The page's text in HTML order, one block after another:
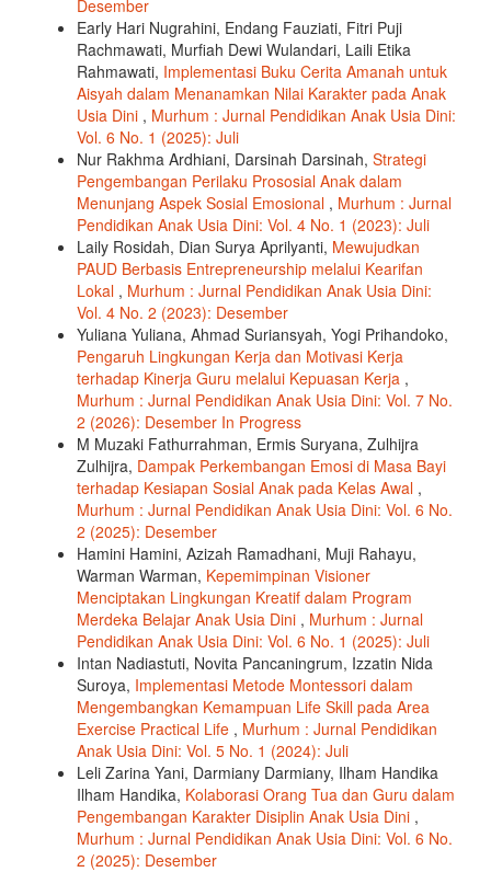
Desember
Early Hari Nugrahini, Endang Fauziati, Fitri Puji
Rachmawati, Murfiah Dewi Wulandari, Laili Etika
Rahmawati, Implementasi Buku Cerita Amanah untuk
Aisyah dalam Menanamkan Nilai Karakter pada Anak
Usia Dini , Murhum : Jurnal Pendidikan Anak Usia Dini:
Vol. 6 No. 1 (2025): Juli
Nur Rakhma Ardhiani, Darsinah Darsinah, Strategi
Pengembangan Perilaku Prososial Anak dalam
Menunjang Aspek Sosial Emosional , Murhum : Jurnal
Pendidikan Anak Usia Dini: Vol. 4 No. 1 (2023): Juli
Laily Rosidah, Dian Surya Aprilyanti, Mewujudkan
PAUD Berbasis Entrepreneurship melalui Kearifan
Lokal , Murhum : Jurnal Pendidikan Anak Usia Dini:
Vol. 4 No. 2 (2023): Desember
Yuliana Yuliana, Ahmad Suriansyah, Yogi Prihandoko,
Pengaruh Lingkungan Kerja dan Motivasi Kerja
terhadap Kinerja Guru melalui Kepuasan Kerja ,
Murhum : Jurnal Pendidikan Anak Usia Dini: Vol. 7 No.
2 (2026): Desember In Progress
M Muzaki Fathurrahman, Ermis Suryana, Zulhijra
Zulhijra, Dampak Perkembangan Emosi di Masa Bayi
terhadap Kesiapan Sosial Anak pada Kelas Awal ,
Murhum : Jurnal Pendidikan Anak Usia Dini: Vol. 6 No.
2 (2025): Desember
Hamini Hamini, Azizah Ramadhani, Muji Rahayu,
Warman Warman, Kepemimpinan Visioner
Menciptakan Lingkungan Kreatif dalam Program
Merdeka Belajar Anak Usia Dini , Murhum : Jurnal
Pendidikan Anak Usia Dini: Vol. 6 No. 1 (2025): Juli
Intan Nadiastuti, Novita Pancaningrum, Izzatin Nida
Suroya, Implementasi Metode Montessori dalam
Mengembangkan Kemampuan Life Skill pada Area
Exercise Practical Life , Murhum : Jurnal Pendidikan
Anak Usia Dini: Vol. 5 No. 1 (2024): Juli
Leli Zarina Yani, Darmiany Darmiany, Ilham Handika
Ilham Handika, Kolaborasi Orang Tua dan Guru dalam
Pengembangan Karakter Disiplin Anak Usia Dini ,
Murhum : Jurnal Pendidikan Anak Usia Dini: Vol. 6 No.
2 (2025): Desember